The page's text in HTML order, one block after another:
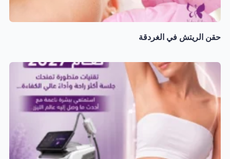
حقن الريتش في الغردقة